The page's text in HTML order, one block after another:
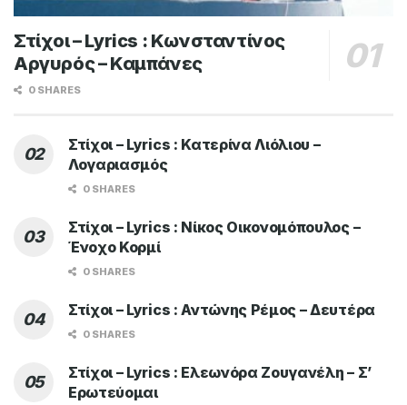
Στίχοι – Lyrics : Κωνσταντίνος
Αργυρός – Καμπάνες
0 SHARES
Στίχοι – Lyrics : Κατερίνα Λιόλιου –
Λογαριασμός
0 SHARES
Στίχοι – Lyrics : Νίκος Οικονομόπουλος –
Ένοχο Κορμί
0 SHARES
Στίχοι – Lyrics : Αντώνης Ρέμος – Δευτέρα
0 SHARES
Στίχοι – Lyrics : Ελεωνόρα Ζουγανέλη – Σ’
Ερωτεύομαι